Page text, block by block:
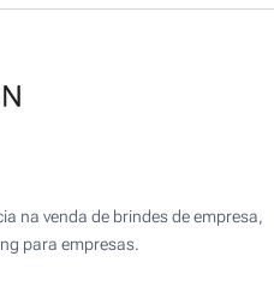
na venda de brindes de empresa,
para empresas.